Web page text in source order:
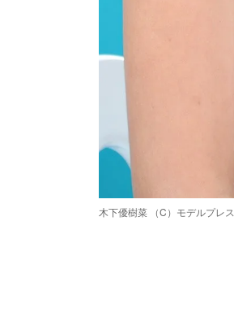
木下優樹菜 （C）モデルプレス